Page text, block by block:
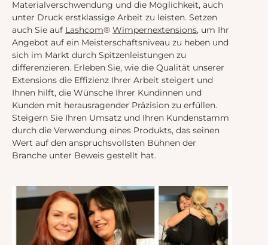
Materialverschwendung und die Möglichkeit, auch
unter Druck erstklassige Arbeit zu leisten. Setzen
auch Sie auf Lashcom® Wimpernextensions, um Ihr
Angebot auf ein Meisterschaftsniveau zu heben und
sich im Markt durch Spitzenleistungen zu
differenzieren. Erleben Sie, wie die Qualität unserer
Extensions die Effizienz Ihrer Arbeit steigert und
Ihnen hilft, die Wünsche Ihrer Kundinnen und
Kunden mit herausragender Präzision zu erfüllen.
Steigern Sie Ihren Umsatz und Ihren Kundenstamm
durch die Verwendung eines Produkts, das seinen
Wert auf den anspruchsvollsten Bühnen der
Branche unter Beweis gestellt hat.